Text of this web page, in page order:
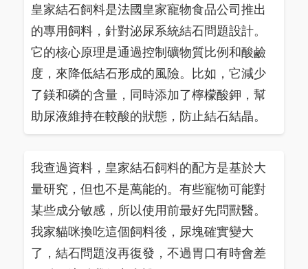
皇家結石飼料是法國皇家寵物食品公司推出
的專用飼料，針對泌尿系統結石問題設計。
它的核心原理是通過控制礦物質比例和酸鹼
度，來降低結石形成的風險。比如，它減少
了鎂和磷的含量，同時添加了檸檬酸鉀，幫
助尿液維持在較酸的狀態，防止結石結晶。
我查過資料，皇家結石飼料的配方是基於大
量研究，但也不是萬能的。有些寵物可能對
某些成分敏感，所以使用前最好先問獸醫。
我家貓咪換吃這個飼料後，尿塊確實變大
了，結石問題沒再復發，不過胃口有時會差